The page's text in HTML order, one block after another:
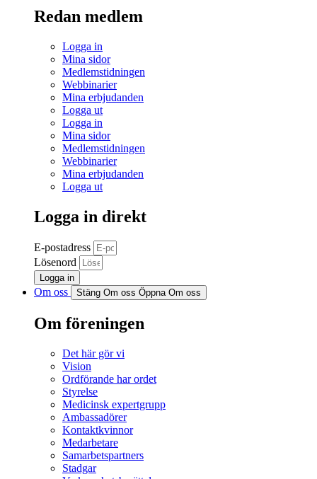
Redan medlem
Logga in
Mina sidor
Medlemstidningen
Webbinarier
Mina erbjudanden
Logga ut
Logga in
Mina sidor
Medlemstidningen
Webbinarier
Mina erbjudanden
Logga ut
Logga in direkt
E-postadress
Lösenord
Logga in
Om oss Stäng Om oss Öppna Om oss
Om föreningen
Det här gör vi
Vision
Ordförande har ordet
Styrelse
Medicinsk expertgrupp
Ambassadörer
Kontaktkvinnor
Medarbetare
Samarbetspartners
Stadgar